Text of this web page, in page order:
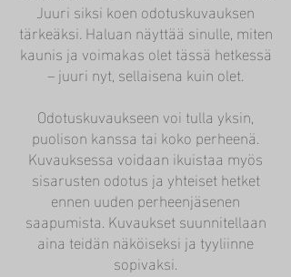
Juuri siksi koen odotuskuvauksen
tärkeäksi. Haluan näyttää sinulle, miten
kaunis ja voimakas olet tässä hetkessä
– juuri nyt, sellaisena kuin olet.
Odotuskuvaukseen voi tulla yksin,
puolison kanssa tai koko perheenä.
Kuvauksessa voidaan ikuistaa myös
sisarusten odotus ja yhteiset hetket
ennen uuden perheenjäsenen
saapumista. Kuvaukset suunnitellaan
aina teidän näköiseksi ja tyyliinne
sopivaksi.